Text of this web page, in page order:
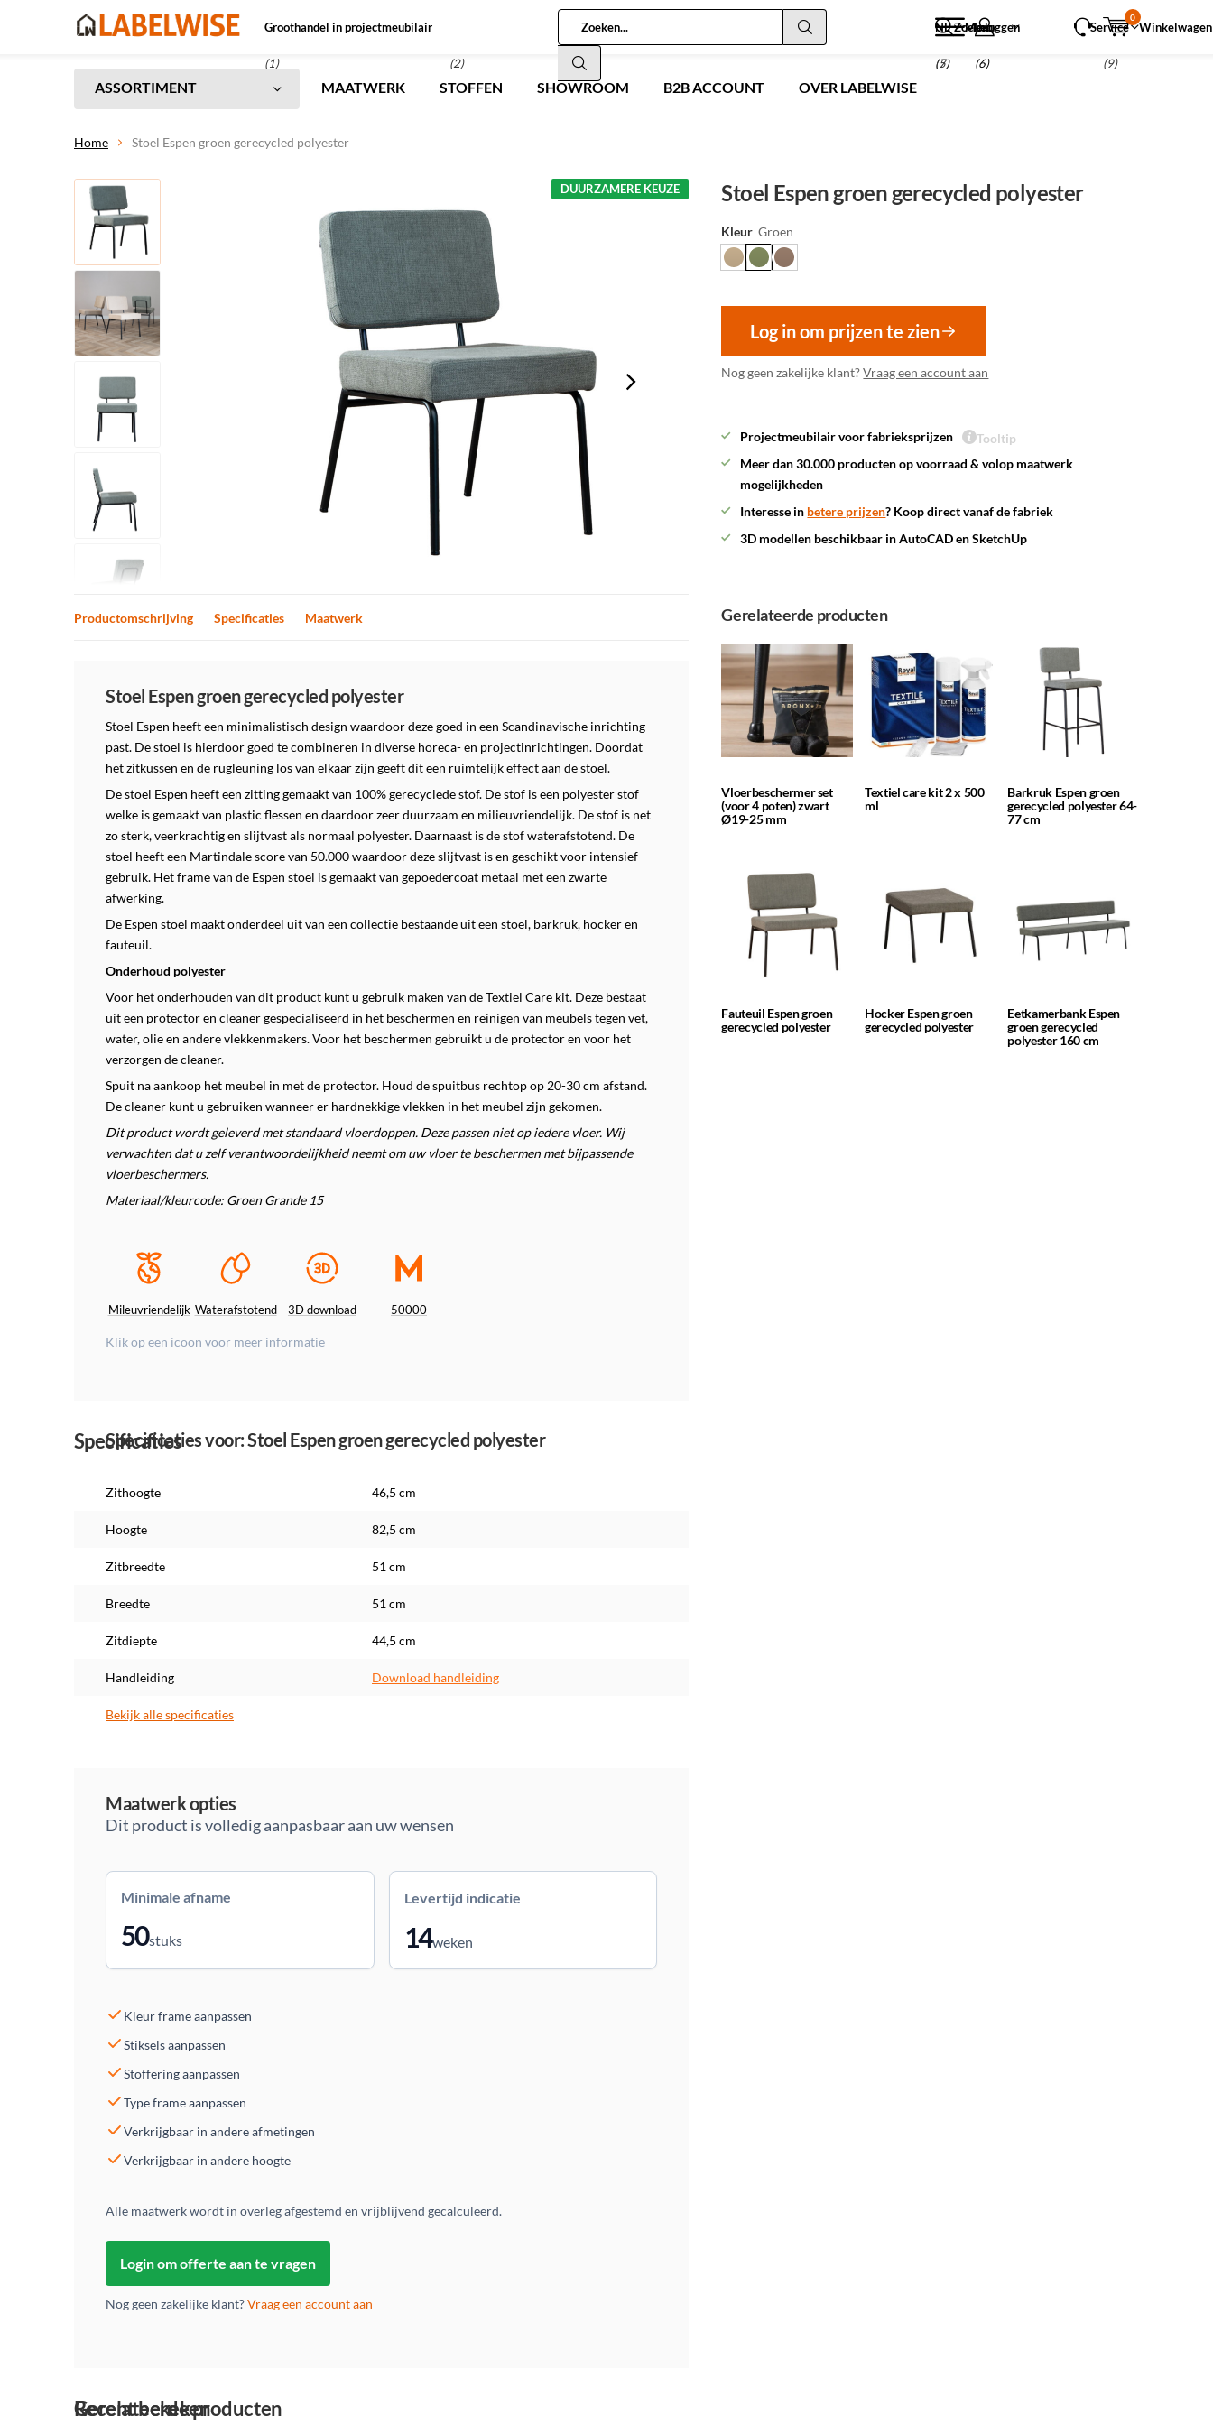
Groothandel in projectmeubilair
(1) (2)
NL Zoeken
(5)
Inloggen
(6)
Menu
(7)
Service Winkelwagen
0
(9)
ASSORTIMENT MAATWERK STOFFEN SHOWROOM B2B ACCOUNT OVER LABELWISE
Home Stoel Espen groen gerecycled polyester
DUURZAMERE KEUZE Stoel Espen groen gerecycled polyester
Kleur Groen
Log in om prijzen te zien
Nog geen zakelijke klant?Vraag een account aan
Projectmeubilair voor fabrieksprijzen
Tooltip
Meer dan 30.000 producten op voorraad & volop maatwerk
mogelijkheden
Interesse in betere prijzen? Koop direct vanaf de fabriek
3D modellen beschikbaar in AutoCAD en SketchUp
Productomschrijving Specificaties Maatwerk
Stoel Espen groen gerecycled polyester
Stoel Espen heeft een minimalistisch design waardoor deze goed in een Scandinavische inrichting
past. De stoel is hierdoor goed te combineren in diverse horeca- en projectinrichtingen. Doordat
het zitkussen en de rugleuning los van elkaar zijn geeft dit een ruimtelijk effect aan de stoel.
De stoel Espen heeft een zitting gemaakt van 100% gerecyclede stof. De stof is een polyester stof
welke is gemaakt van plastic flessen en daardoor zeer duurzaam en milieuvriendelijk. De stof is net
zo sterk, veerkrachtig en slijtvast als normaal polyester. Daarnaast is de stof waterafstotend. De
stoel heeft een Martindale score van 50.000 waardoor deze slijtvast is en geschikt voor intensief
gebruik. Het frame van de Espen stoel is gemaakt van gepoedercoat metaal met een zwarte
afwerking.
De Espen stoel maakt onderdeel uit van een collectie bestaande uit een stoel, barkruk, hocker en
fauteuil.
Onderhoud polyester
Voor het onderhouden van dit product kunt u gebruik maken van de Textiel Care kit. Deze bestaat
uit een protector en cleaner gespecialiseerd in het beschermen en reinigen van meubels tegen vet,
water, olie en andere vlekkenmakers.Voor het beschermen gebruikt u de protector en voor het
verzorgen de cleaner.
Spuit na aankoop het meubel in met de protector. Houd de spuitbus rechtop op 20-30 cm afstand.
De cleaner kunt u gebruiken wanneer er hardnekkige vlekken in het meubel zijn gekomen.
Dit product wordt geleverd met standaard vloerdoppen. Deze passen niet op iedere vloer. Wij
verwachten dat u zelf verantwoordelijkheid neemt om uw vloer te beschermen met bijpassende
vloerbeschermers.
Materiaal/kleurcode: Groen Grande 15
Mileuvriendelijk Waterafstotend 3D download 50000
Klik op een icoon voor meer informatie
Specificaties
Specificaties voor: Stoel Espen groen gerecycled polyester
Zithoogte 46,5 cm
Hoogte 82,5 cm
Zitbreedte 51 cm
Breedte 51 cm
Zitdiepte 44,5 cm
Handleiding Download handleiding
Bekijk alle specificaties
Maatwerk opties
Dit product is volledig aanpasbaar aan uw wensen
Minimale afname
50stuks
Levertijd indicatie
14weken
Kleur frame aanpassen
Stiksels aanpassen
Stoffering aanpassen
Type frame aanpassen
Verkrijgbaar in andere afmetingen
Verkrijgbaar in andere hoogte
Alle maatwerk wordt in overleg afgestemd en vrijblijvend gecalculeerd.
Login om offerte aan te vragen
Nog geen zakelijke klant?Vraag een account aan
Gerelateerde producten
Vloerbeschermer set
(voor 4 poten) zwart
Ø19-25 mm
Textiel care kit 2 x 500
ml
Barkruk Espen groen
gerecycled polyester 64-
77 cm
Fauteuil Espen groen
gerecycled polyester
Hocker Espen groen
gerecycled polyester
Eetkamerbank Espen
groen gerecycled
polyester 160 cm
Gerelateerde producten
Recent bekeken